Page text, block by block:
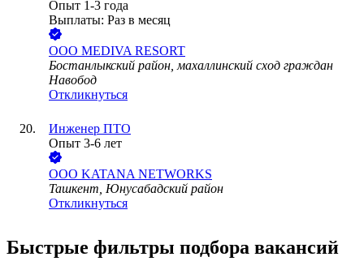
Опыт 1-3 года
Выплаты: Раз в месяц
ООО MEDIVA RESORT
Бостанлыкский район, махаллинский сход граждан
Навобод
Откликнуться
Инженер ПТО
Опыт 3-6 лет
ООО KATANA NETWORKS
Ташкент, Юнусабадский район
Откликнуться
Быстрые фильтры подбора вакансий